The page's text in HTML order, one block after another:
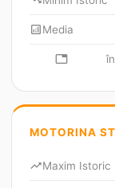
analyticsMedia
database
MOTORINA
trending_upMaxim Istoric